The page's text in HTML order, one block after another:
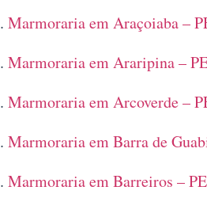
Marmoraria em Araçoiaba –
Marmoraria em Araripina –
Marmoraria em Arcoverde –
Marmoraria em Barra de
Marmoraria em Barreiros – PE